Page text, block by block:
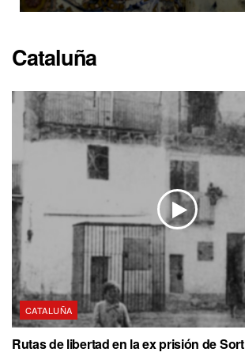
Cataluña
CATALUÑA
Rutas de libertad en la ex prisión de Sort